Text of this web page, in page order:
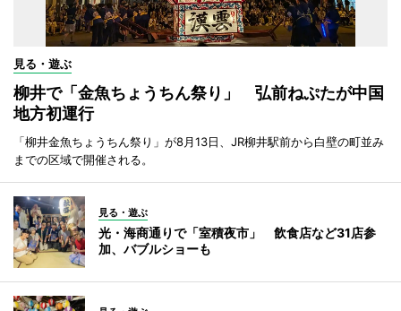
見る・遊ぶ
柳井で「金魚ちょうちん祭り」 弘前ねぷたが中国
地方初運行
「柳井金魚ちょうちん祭り」が8月13日、JR柳井駅前から白壁の町並み
までの区域で開催される。
見る・遊ぶ
光・海商通りで「室積夜市」 飲食店など31店参
加、バブルショーも